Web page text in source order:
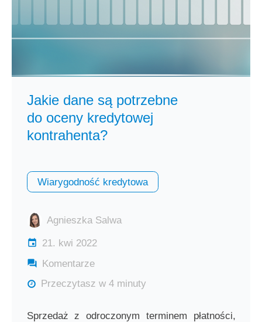
Jakie dane są potrzebne
do oceny kredytowej
kontrahenta?
Wiarygodność kredytowa
Agnieszka Salwa
21. kwi 2022
Komentarze
Przeczytasz w 4 minuty
Sprzedaż z odroczonym terminem płatności,